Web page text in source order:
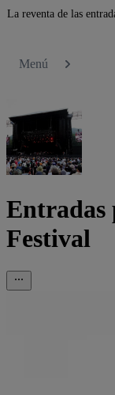
La reventa de las
Menú
Entradas
Festival